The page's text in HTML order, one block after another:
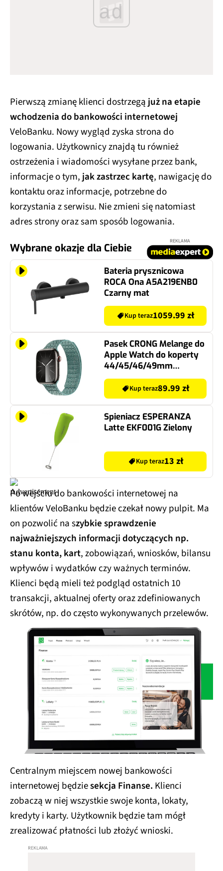
ad
Pierwszą zmianę klienci dostrzegą już na etapie
wchodzenia do bankowości internetowej
VeloBanku. Nowy wygląd zyska strona do
logowania. Użytkownicy znajdą tu również
ostrzeżenia i wiadomości wysyłane przez bank,
informacje o tym, jak zastrzec kartę, nawigację do
kontaktu oraz informacje, potrzebne do
korzystania z serwisu. Nie zmieni się natomiast
adres strony oraz sam sposób logowania.
Wybrane okazje dla Ciebie
REKLAMA
Bateria prysznicowa
ROCA Ona A5A219ENB0
Czarny mat
Kup teraz1059.99 zł
Pasek CRONG Melange do
Apple Watch do koperty
44/45/46/49mm
Turkusowy
Kup teraz89.99 zł
Spieniacz ESPERANZA
Latte EKF001G Zielony
Kup teraz13 zł
Po wejściu do bankowości internetowej na
klientów VeloBanku będzie czekał nowy pulpit. Ma
on pozwolić na szybkie sprawdzenie
najważniejszych informacji dotyczących np.
stanu konta, kart, zobowiązań, wniosków, bilansu
wpływów i wydatków czy ważnych terminów.
Klienci będą mieli też podgląd ostatnich 10
transakcji, aktualnej oferty oraz zdefiniowanych
skrótów, np. do często wykonywanych przelewów.
Centralnym miejscem nowej bankowości
internetowej będziesekcja Finanse. Klienci
zobaczą w niej wszystkie swoje konta, lokaty,
kredyty i karty. Użytkownik będzie tam mógł
zrealizować płatności lub złożyć wnioski.